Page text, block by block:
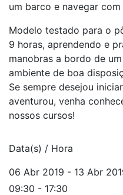
um barco e navegar
Modelo testado para o
9 horas, aprendendo e
manobras a bordo de
ambiente de boa
Se sempre desejou
aventurou, venha
nossos cursos!
Data(s) / Hora
06 Abr 2019 - 13 Abr
09:30 - 17:30